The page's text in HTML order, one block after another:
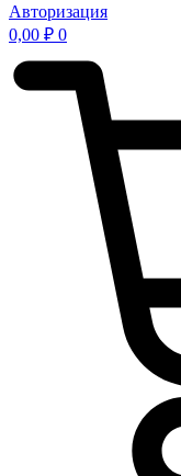
Авторизация
0,00 ₽ 0